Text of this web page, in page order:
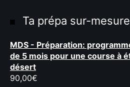
Ta prépa sur-mesure
MDS - Préparation:
de 5 mois pour une course à
désert
90,00€